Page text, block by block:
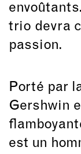
trio devra
passion.
Porté par
Gershwin
est un